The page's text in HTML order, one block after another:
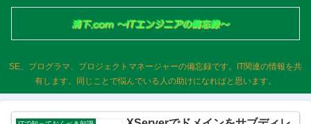
SE、プログラマ、プロジェクトマネージャーの備忘録です。IT関連の情報を共
有します。同じことで悩んでいる人の助けになればと思います。